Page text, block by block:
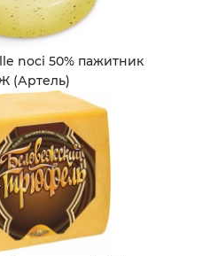
noci 50% пажитник
(Артель)